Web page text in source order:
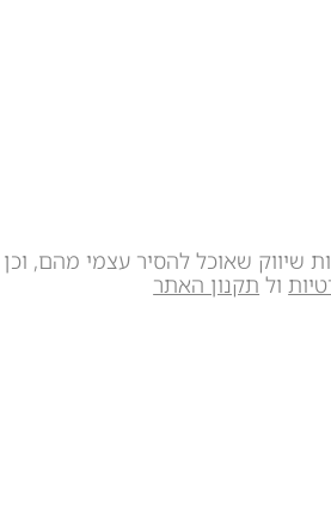
שיווק שאוכל להסיר עצמי מהם, וכן
תקנון האתר